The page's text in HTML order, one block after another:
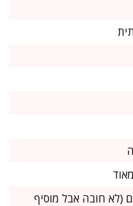
(לא חובה אבל מוסיף